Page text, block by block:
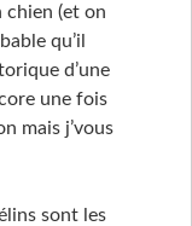
chien (et on
qu’il
d’une
une fois
mais j’vous
sont les